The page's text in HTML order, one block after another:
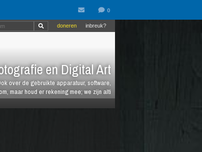
en Digital Art
over de gebruikte apparatuur, software,
maar houd er rekening mee; we zijn alti
inbreuk?
doneren